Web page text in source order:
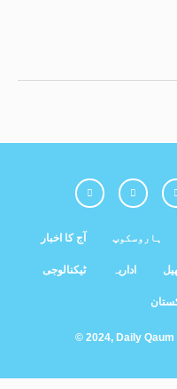
آج کا اخبار ہاروسکوپ
ٹیکنالوجی اداریہ